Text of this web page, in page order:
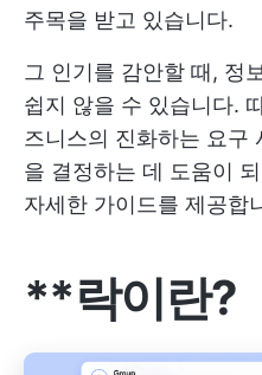
주목을 받고 있습니다.
그 인기를 감안할 때, 정
쉽지 않을 수 있습니다.
즈니스의 진화하는 요구
을 결정하는 데 도움이
자세한 가이드를 제공합
**락이란?